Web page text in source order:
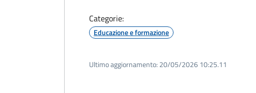
Categorie:
Educazione e formazione
Ultimo aggiornamento: 20/05/2026 10:25.11